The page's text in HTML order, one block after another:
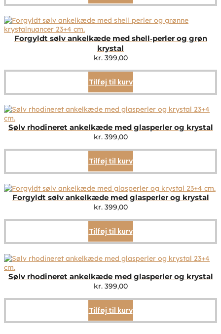
Forgyldt sølv ankelkæde med shell‑perler og grøn
krystal
kr.399,00
Tilføj til kurv
Sølv rhodineret ankelkæde med glasperler og krystal
kr.399,00
Tilføj til kurv
Forgyldt sølv ankelkæde med glasperler og krystal
kr.399,00
Tilføj til kurv
Sølv rhodineret ankelkæde med glasperler og krystal
kr.399,00
Tilføj til kurv